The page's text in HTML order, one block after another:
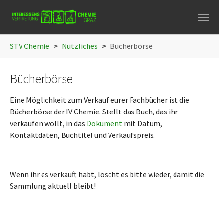
STV Chemie Nützliches Bücherbörse
Bücherbörse
Eine Möglichkeit zum Verkauf eurer Fachbücher ist die
Bücherbörse der IV Chemie. Stellt das Buch, das ihr
verkaufen wollt, in das Dokument mit Datum,
Kontaktdaten, Buchtitel und Verkaufspreis.
Wenn ihr es verkauft habt, löscht es bitte wieder, damit die
Sammlung aktuell bleibt!